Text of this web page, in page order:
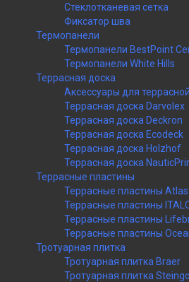
Стеклотканевая сетка
Фиксатор шва
Термопанели
Термопанели BestPoint
Термопанели White Hills
Террасная доска
Аксессуары для
Террасная доска Darvolex
Террасная доска Deckron
Террасная доска Ecodeck
Террасная доска Holzhof
Террасная доска
Террасные пластины
Террасные пластины
Террасные пластины
Террасные пластины
Террасные пластины
Тротуарная плитка
Тротуарная плитка Braer
Тротуарная плитка